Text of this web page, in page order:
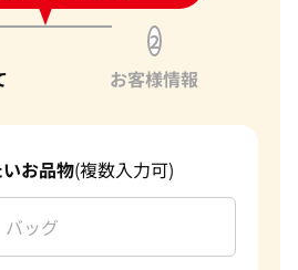
2
お客様情報
お品物(複数入力可)